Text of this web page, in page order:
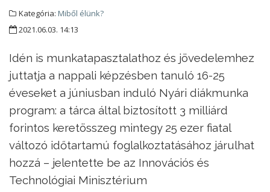
Kategória: Miből élünk?
2021.06.03. 14:13
Idén is munkatapasztalathoz és jövedelemhez
juttatja a nappali képzésben tanuló 16-25
éveseket a júniusban induló Nyári diákmunka
program: a tárca által biztosított 3 milliárd
forintos keretösszeg mintegy 25 ezer fiatal
változó időtartamú foglalkoztatásához járulhat
hozzá – jelentette be az Innovációs és
Technológiai Minisztérium